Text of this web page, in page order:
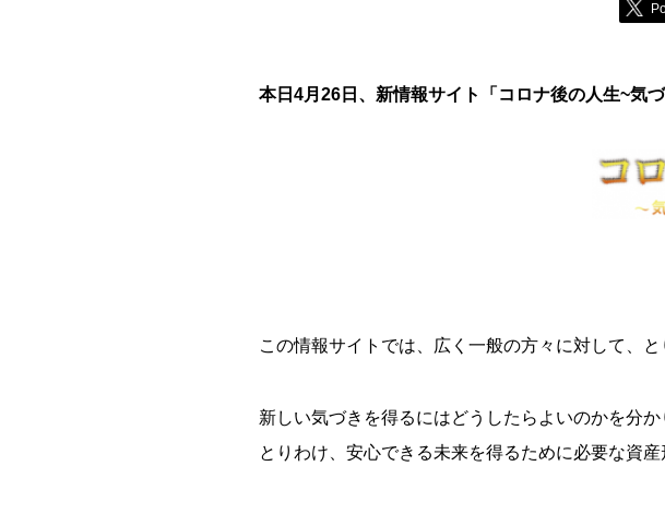
本日4月26日、新情報サイト「コロナ後の人生~気
この情報サイトでは、広く一般の方々に対して、
新しい気づきを得るにはどうしたらよいのかを分か
とりわけ、安心できる未来を得るために必要な資